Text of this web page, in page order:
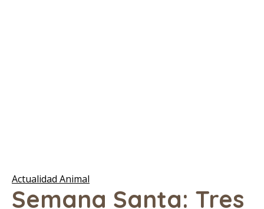
Actualidad Animal
Semana Santa: Tres